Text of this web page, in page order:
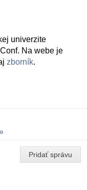
univerzite
Na webe je
zborník.
Pridať správu